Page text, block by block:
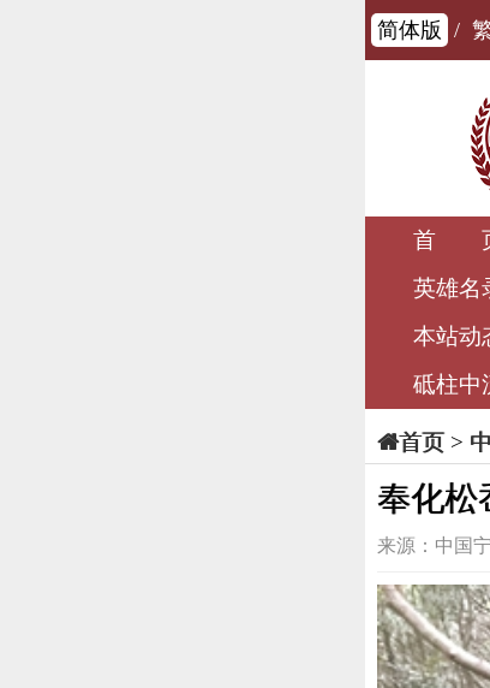
简体版 /
首
英雄名
本站动
砥柱中
首页>
奉化松
来源：中国